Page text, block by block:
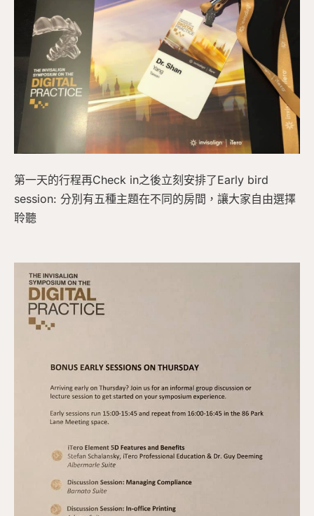
第一天的行程再Check in之後立刻安排了Early bird
session: 分別有五種主題在不同的房間，讓大家自由選擇
聆聽